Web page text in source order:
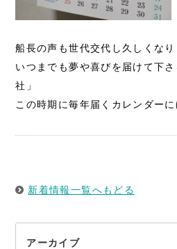
船長の声も世代交代し久しくなり
いつまでも夢や喜びを届けて下
社」
この時期に毎年届くカレンダーに
新着情報一覧へもどる
アーカイブ